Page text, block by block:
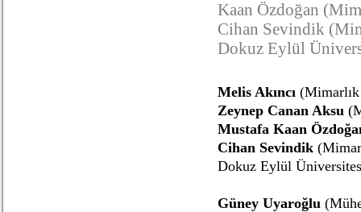
Kaan Özdoğan
Cihan Sevindik
Dokuz Eylül
Melis Akıncı
Zeynep Canan Aksu
Mustafa Kaan
Cihan Sevindik
Dokuz Eylül
Güney Uyaroğlu